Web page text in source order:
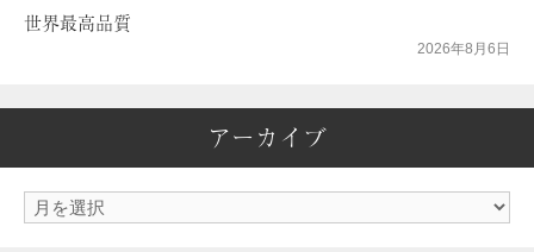
世界最高品質
2026年8月6日
アーカイブ
ア